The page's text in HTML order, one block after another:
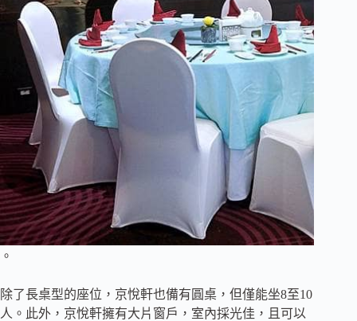
。
除了長桌型的座位，京悅軒也備有圓桌，但僅能坐8至10
人。此外，京悅軒擁有大片窗戶，室內採光佳，且可以